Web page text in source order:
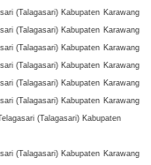
(Talagasari) Kabupaten Karawang
(Talagasari) Kabupaten Karawang
(Talagasari) Kabupaten Karawang
(Talagasari) Kabupaten Karawang
(Talagasari) Kabupaten Karawang
(Talagasari) Kabupaten Karawang
(Talagasari) Kabupaten
(Talagasari) Kabupaten Karawang